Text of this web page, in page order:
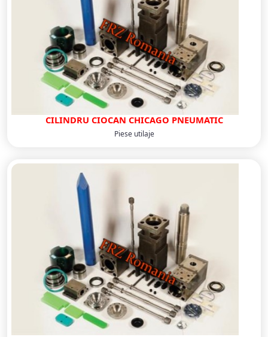
CILINDRU CIOCAN CHICAGO PNEUMATIC
Piese utilaje